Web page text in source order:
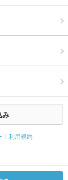
み
利用規約